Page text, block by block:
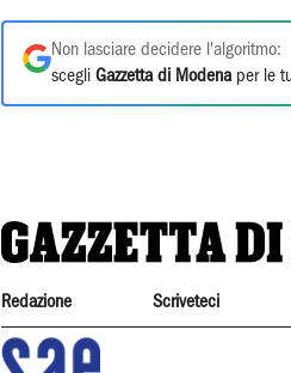
Non lasciare decidere l'algoritmo:
scegli Gazzetta di Modena per le
Redazione Scriveteci